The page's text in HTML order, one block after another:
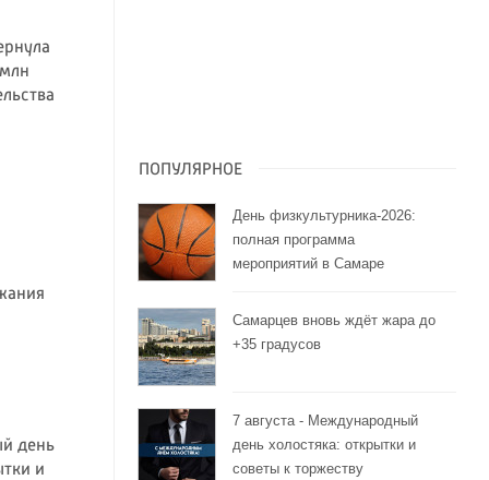
день
и
ПОПУЛЯРНОЕ
День физкультурника-2026:
полная программа
мероприятий в Самаре
Самарцев вновь ждёт жара до
+35 градусов
7 августа - Международный
день холостяка: открытки и
советы к торжеству